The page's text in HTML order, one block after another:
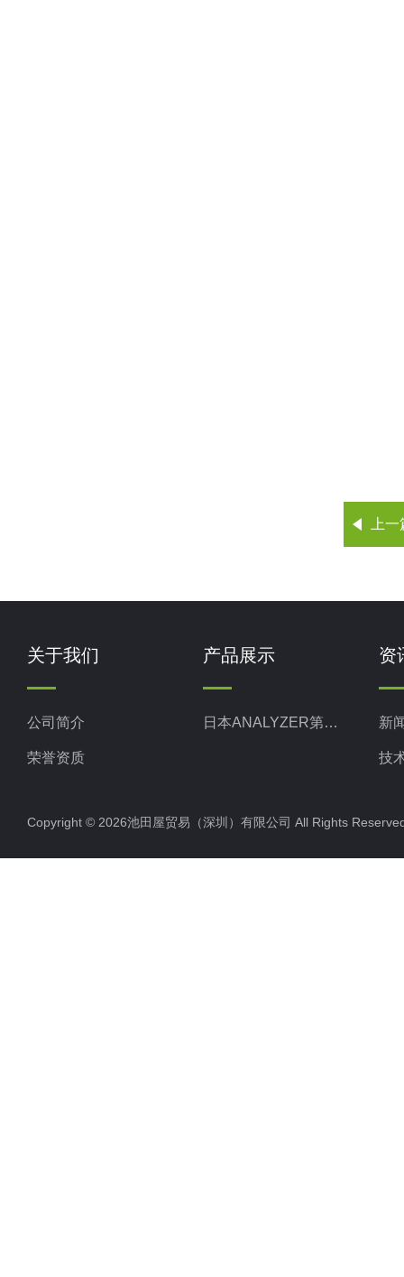
上
关于我们
公司简介
荣誉资质
产品展示
日本ANALYZER第一热研
资
新
技
Copyright © 2026池田屋贸易（深圳）有限公司 All Rights